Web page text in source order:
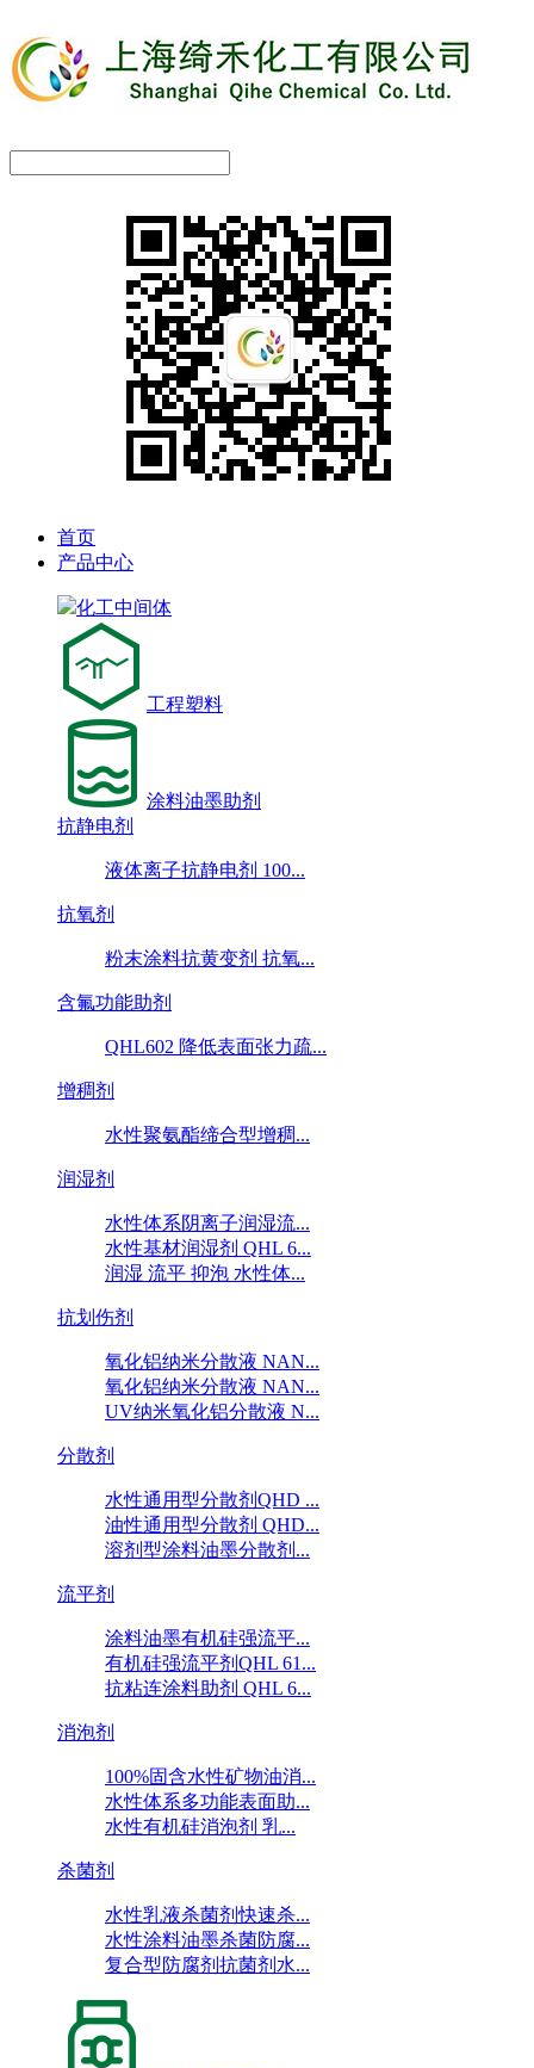
首页
产品中心
化工中间体
工程塑料
涂料油墨助剂
抗静电剂
液体离子抗静电剂 100...
抗氧剂
粉末涂料抗黄变剂 抗氧...
含氟功能助剂
QHL602 降低表面张力疏...
增稠剂
水性聚氨酯缔合型增稠...
润湿剂
水性体系阴离子润湿流...
水性基材润湿剂 QHL 6...
润湿 流平 抑泡 水性体...
抗划伤剂
氧化铝纳米分散液 NAN...
氧化铝纳米分散液 NAN...
UV纳米氧化铝分散液 N...
分散剂
水性通用型分散剂QHD ...
油性通用型分散剂 QHD...
溶剂型涂料油墨分散剂...
流平剂
涂料油墨有机硅强流平...
有机硅强流平剂QHL 61...
抗粘连涂料助剂 QHL 6...
消泡剂
100%固含水性矿物油消...
水性体系多功能表面助...
水性有机硅消泡剂 乳...
杀菌剂
水性乳液杀菌剂快速杀...
水性涂料油墨杀菌防腐...
复合型防腐剂抗菌剂水...